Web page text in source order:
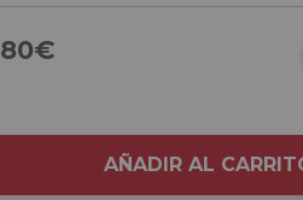
80€
AÑADIR AL